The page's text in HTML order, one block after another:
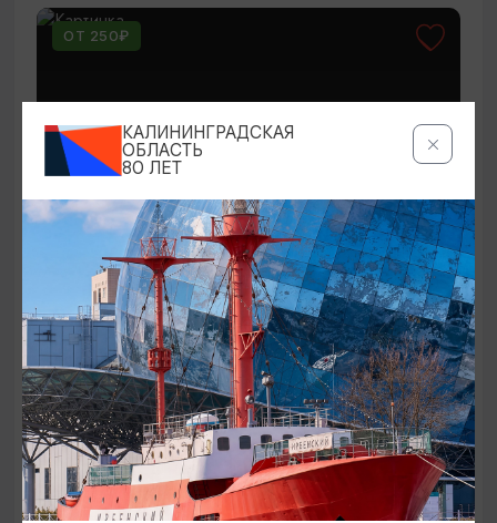
ОТ 250₽
КОНЦЕРТЫ
Мероприятия в Доме-музее Германа
Брахерта в августе
01.08.2026 - 31.08.2026
Светлогорск, Дом-музей Германа Брахерта
КАЛИНИНГРАДСКАЯ
ОБЛАСТЬ
80 ЛЕТ